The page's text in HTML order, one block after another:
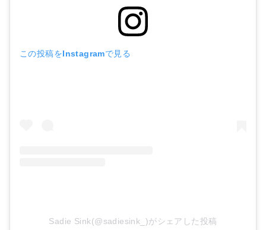
この投稿をInstagramで見る
Sadie Sink(@sadiesink_)がシェアした投稿